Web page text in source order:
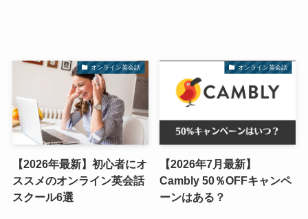
オンライン英会話
【2026年最新】初心者にオ
ススメのオンライン英会話
スクール6選
オンライン英会話
【2026年7月最新】
Cambly 50％OFFキャンペ
ーンはある？